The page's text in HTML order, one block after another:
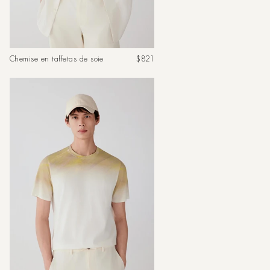
Chemise en taffetas de soie
Prix
$821